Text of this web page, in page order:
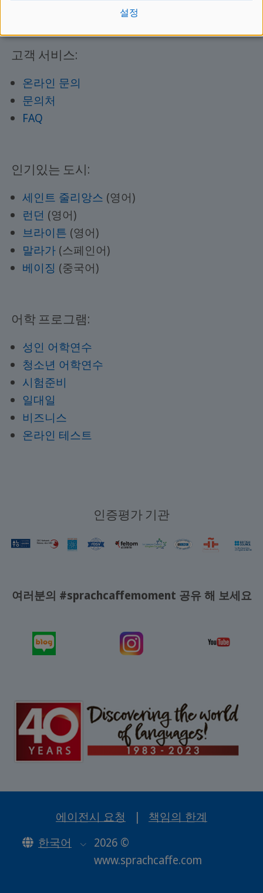
학교별 코스 및 가격 알아보기
고객 서비스:
온라인 문의
문의처
FAQ
인기있는 도시:
세인트 줄리앙스 (영어)
런던 (영어)
브라이튼 (영어)
말라가 (스페인어)
베이징 (중국어)
어학 프로그램:
성인 어학연수
청소년 어학연수
시험준비
일대일
비즈니스
온라인 테스트
인증평가 기관
여러분의 #sprachcaffemoment 공유 해 보세요
에이전시 요청 |
책임의 한계
한국어
2026 ©
www.sprachcaffe.com
설정